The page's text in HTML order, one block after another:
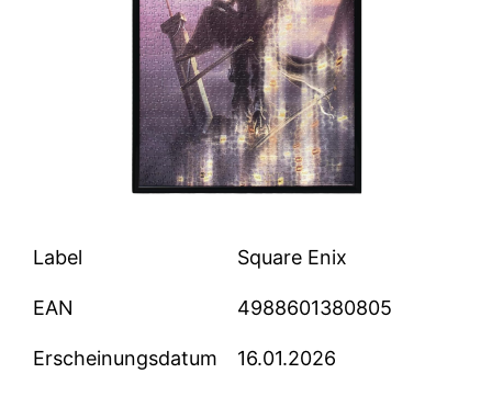
Label Square Enix
EAN 4988601380805
Erscheinungsdatum 16.01.2026